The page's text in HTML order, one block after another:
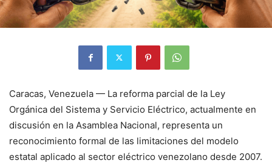
Caracas, Venezuela — La reforma parcial de la Ley
Orgánica del Sistema y Servicio Eléctrico, actualmente en
discusión en la Asamblea Nacional, representa un
reconocimiento formal de las limitaciones del modelo
estatal aplicado al sector eléctrico venezolano desde 2007.